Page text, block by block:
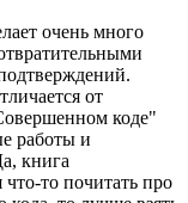
очень много
от
коде"
работы и
книга
что-то почитать про